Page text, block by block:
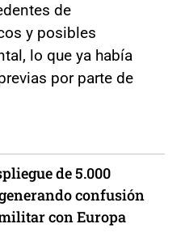
de
y posibles
lo que ya había
por parte de
de 5.000
confusión
con Europa